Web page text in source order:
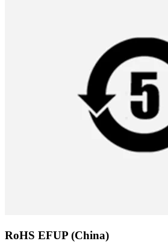
RoHS EFUP (China)